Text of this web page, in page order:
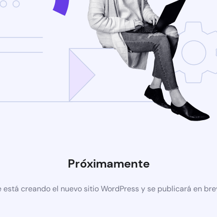
Próximamente
está creando el nuevo sitio WordPress y se publicará en